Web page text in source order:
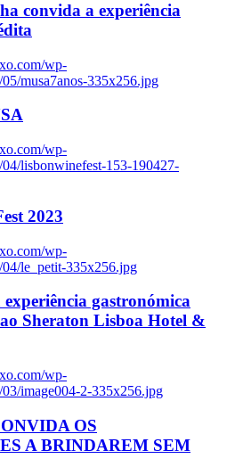
convida a experiência
wp-
musa7anos-335x256.jpg
wp-
lisbonwinefest-153-190427-
2023
wp-
le_petit-335x256.jpg
gastronómica
Sheraton Lisboa Hotel &
wp-
image004-2-335x256.jpg
OS
A BRINDAREM SEM